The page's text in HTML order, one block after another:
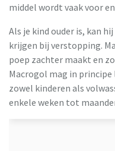
middel wordt vaak voor
Als je kind ouder is, kan
krijgen bij verstopping.
poep zachter maakt en
Macrogol mag in
zowel kinderen als
enkele weken tot